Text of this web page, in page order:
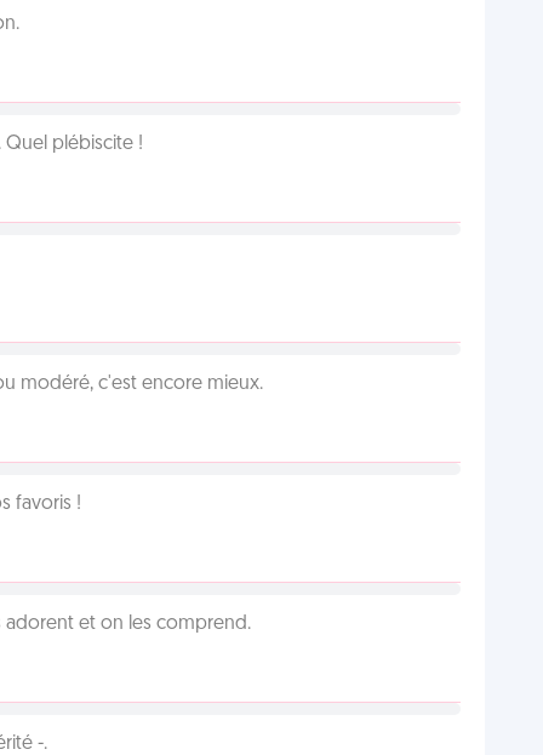
Quel plébiscite !
modéré, c'est encore mieux.
favoris !
adorent et on les comprend.
-.